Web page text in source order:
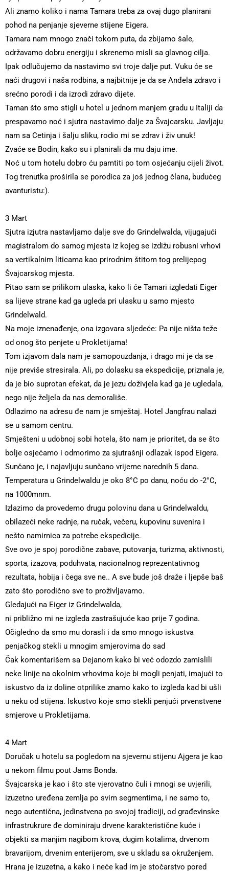
Ali znamo koliko i nama Tamara treba za ovaj dugo planirani
pohod na penjanje sjeverne stijene Eigera.
Tamara nam mnogo znači tokom puta, da zbijamo šale,
održavamo dobru energiju i skrenemo misli sa glavnog cilja.
Ipak odlučujemo da nastavimo svi troje dalje put. Vuku će se
naći drugovi i naša rodbina, a najbitnije je da se Anđela zdravo i
srećno porodi i da izrodi zdravo dijete.
Taman što smo stigli u hotel u jednom manjem gradu u Italiji da
prespavamo noć i sjutra nastavimo dalje za Švajcarsku. Javljaju
nam sa Cetinja i šalju sliku, rodio mi se zdrav i živ unuk!
Zvaće se Bodin, kako su i planirali da mu daju ime.
Noć u tom hotelu dobro ću pamtiti po tom osjećanju cijeli život.
Tog trenutka proširila se porodica za još jednog člana, budućeg
avanturistu:).
3 Mart
Sjutra izjutra nastavljamo dalje sve do Grindelwalda, vijugajući
magistralom do samog mjesta iz kojeg se izdižu robusni vrhovi
sa vertikalnim liticama kao prirodnim štitom tog prelijepog
Švajcarskog mjesta.
Pitao sam se prilikom ulaska, kako li će Tamari izgledati Eiger
sa lijeve strane kad ga ugleda pri ulasku u samo mjesto
Grindelwald.
Na moje iznenađenje, ona izgovara sljedeće: Pa nije ništa teže
od onog što penjete u Prokletijama!
Tom izjavom dala nam je samopouzdanja, i drago mi je da se
nije previše stresirala. Ali, po dolasku sa ekspedicije, priznala je,
da je bio suprotan efekat, da je jezu doživjela kad ga je ugledala,
nego nije željela da nas demorališe.
Odlazimo na adresu đe nam je smještaj. Hotel Jangfrau nalazi
se u samom centru.
Smješteni u udobnoj sobi hotela, što nam je prioritet, da se što
bolje osjećamo i odmorimo za sjutrašnji odlazak ispod Eigera.
Sunčano je, i najavljuju sunčano vrijeme narednih 5 dana.
Temperatura u Grindelwaldu je oko 8°C po danu, noću do -2°C,
na 1000mnm.
Izlazimo da provedemo drugu polovinu dana u Grindelwaldu,
obilazeći neke radnje, na ručak, večeru, kupovinu suvenira i
nešto namirnica za potrebe ekspedicije.
Sve ovo je spoj porodične zabave, putovanja, turizma, aktivnosti,
sporta, izazova, poduhvata, nacionalnog reprezentativnog
rezultata, hobija i čega sve ne.. A sve bude još draže i ljepše baš
zato što porodično sve to proživljavamo.
Gledajući na Eiger iz Grindelwalda,
ni približno mi ne izgleda zastrašujuće kao prije 7 godina.
Očigledno da smo mu dorasli i da smo mnogo iskustva
penjačkog stekli u mnogim smjerovima do sad
Čak komentarišem sa Dejanom kako bi već odozdo zamislili
neke linije na okolnim vrhovima koje bi mogli penjati, imajući to
iskustvo da iz doline otprilike znamo kako to izgleda kad bi ušli
u neku od stijena. Iskustvo koje smo stekli penjući prvenstvene
smjerove u Prokletijama.
4 Mart
Doručak u hotelu sa pogledom na sjevernu stijenu Ajgera je kao
u nekom filmu pout Jams Bonda.
Švajcarska je kao i što ste vjerovatno čuli i mnogi se uvjerili,
izuzetno uređena zemlja po svim segmentima, i ne samo to,
nego autentična, jedinstvena po svojoj tradiciji, od građevinske
infrastrukrure đe dominiraju drvene karakteristične kuće i
objekti sa manjim nagibom krova, dugim kotalima, drvenom
bravarijom, drvenim enterijerom, sve u skladu sa okruženjem.
Hrana je izuzetna, a kako i neće kad im je stočarstvo pored